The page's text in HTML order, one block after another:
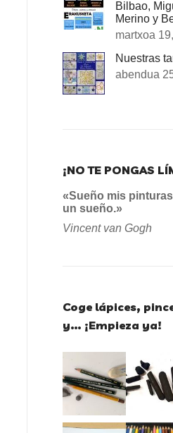
Bilbao,
Merino y
martxoa
Nuestras
abendua
¡NO TE PONGAS
«Sueño mis
un sueño.»
Vincent van Gogh
Coge lápices,
y… ¡Empieza ya!